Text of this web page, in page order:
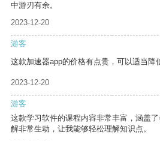
中游刃有余。
2023-12-20
游客
这款加速器app的价格有点贵，可以适当降
2023-12-20
游客
这款学习软件的课程内容非常丰富，涵盖
解非常生动，让我能够轻松理解知识点。